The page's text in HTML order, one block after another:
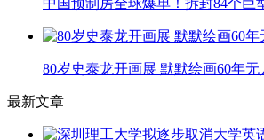
80岁史泰龙开画展 默默绘画60年无
最新文章